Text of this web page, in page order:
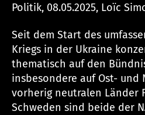
Politik, 08.05.2025, Loïc
Seit dem Start des
Kriegs in der Ukraine
thematisch auf den
insbesondere auf Ost- und
vorherig neutralen Länder
Schweden sind beide der